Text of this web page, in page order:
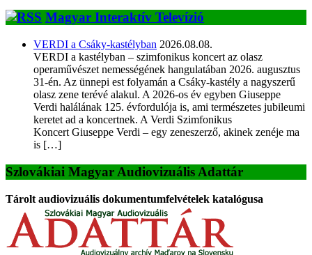
Magyar Interaktív Televízió
VERDI a Csáky-kastélyban 2026.08.08.
VERDI a kastélyban – szimfonikus koncert az olasz
operaművészet nemességének hangulatában 2026. augusztus
31-én. Az ünnepi est folyamán a Csáky-kastély a nagyszerű
olasz zene terévé alakul. A 2026-os év egyben Giuseppe
Verdi halálának 125. évfordulója is, ami természetes jubileumi
keretet ad a koncertnek. A Verdi Szimfonikus
Koncert Giuseppe Verdi – egy zeneszerző, akinek zenéje ma
is […]
Szlovákiai Magyar Audiovizuális Adattár
Tárolt audiovizuális dokumentumfelvételek katalógusa